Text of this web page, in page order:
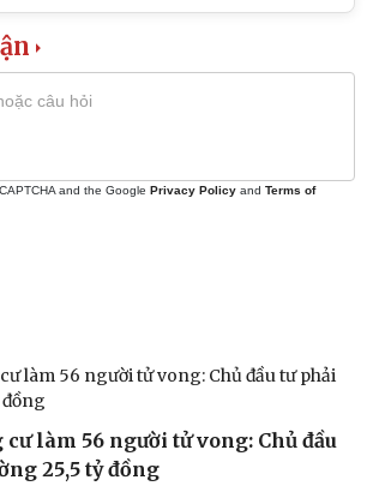
Tin Công nghệ
and the Google Privacy Policy and Terms of
làm 56 người tử vong: Chủ đầu
25,5 tỷ đồng